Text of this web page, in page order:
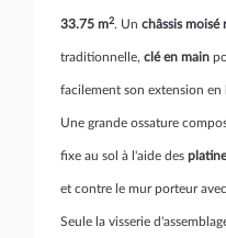
33.75 m2. Un châssis moisé
traditionnelle, clé en main
facilement son extension en
Une grande ossature
fixe au sol à l'aide des
et contre le mur porteur
Seule la visserie